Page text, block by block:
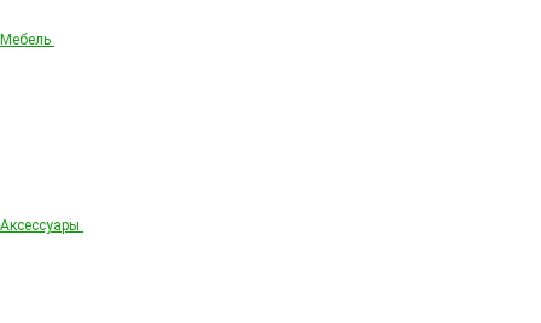
Мебель
Аксессуары